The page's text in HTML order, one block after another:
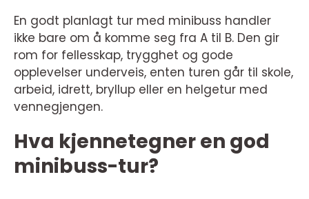
En godt planlagt tur med minibuss handler
ikke bare om å komme seg fra A til B. Den gir
rom for fellesskap, trygghet og gode
opplevelser underveis, enten turen går til skole,
arbeid, idrett, bryllup eller en helgetur med
vennegjengen.
Hva kjennetegner en god
minibuss-tur?